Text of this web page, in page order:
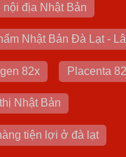
nội địa Nhật Bản
Nhật Bản Đà Lạt -
82x Placenta
Nhật Bản
tiện lợi ở đà lạt